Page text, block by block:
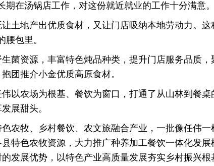
在汤锅店工作，对这份就近就业的工作十分满意。
土地产出优质食材，又让门店吸纳本地劳动力。
包里。
菌资源，丰富特色炖品种类，提升门店服务品质
团推介小金优质高原食材。
以农场为根基、餐饮为窗口，打通了从山林到餐
展甜头。
农牧、乡村餐饮、农文旅融合产业，一批像任伟
特色农牧资源，大力推广种养加工餐饮一体化发
展优势，以特色产业高质量发展夯实乡村振兴根